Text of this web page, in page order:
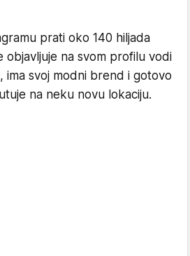
prati oko 140 hiljada
objavljuje na svom profilu vodi
ima svoj modni brend i gotovo
na neku novu lokaciju.